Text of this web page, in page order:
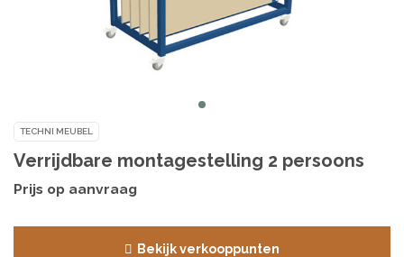
TECHNI MEUBEL
Verrijdbare montagestelling 2 persoons
Prijs op aanvraag
Bekijk verkooppunten